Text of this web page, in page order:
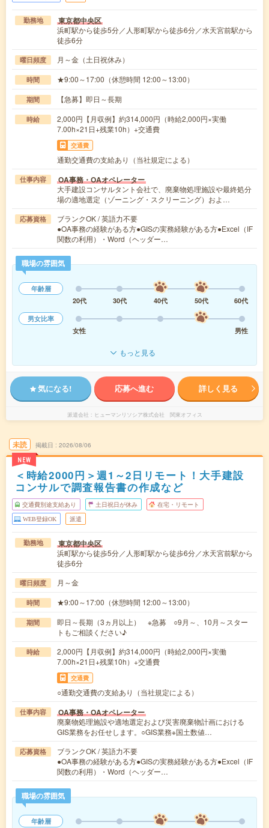
勤務地 東京都中央区
浜町駅から徒歩5分／人形町駅から徒歩6分／水天宮前駅から
徒歩6分
曜日頻度 月～金（土日祝休み）
時間 ★9:00～17:00（休憩時間 12:00～13:00）
期間 【急募】即日～長期
時給
2,000円【月収例】約314,000円（時給2,000円×実働
7.00h×21日+残業10h）+交通費
交通費
通勤交通費の支給あり（当社規定による）
仕事内容 OA事務・OAオペレーター
大手建設コンサルタント会社で、廃棄物処理施設や最終処分
場の適地選定（ゾーニング・スクリーニング）およ…
応募資格
ブランクOK / 英語力不要
●OA事務の経験がある方●GISの実務経験がある方●Excel（IF
関数の利用）・Word（ヘッダー…
職場の雰囲気
年齢層
20代
30代 40代 50代
60代
男女比率
女性
男性
もっと見る
気になる! 応募へ進む 詳しく見る
派遣会社 ヒューマンリソシア株式会社 関東オフィス
未読
NEW
掲載日 2026/08/06
＜時給2000円＞週1～2日リモート！大手建設
コンサルで調査報告書の作成など
交通費別途支給あり 土日祝日が休み 在宅・リモート
WEB登録OK 派遣
勤務地 東京都中央区
浜町駅から徒歩5分／人形町駅から徒歩6分／水天宮前駅から
徒歩6分
曜日頻度 月～金
時間 ★9:00～17:00（休憩時間 12:00～13:00）
期間
即日～長期（3ヵ月以上） ※急募 ○9月～、10月～スター
トもご相談ください♪
時給
2,000円【月収例】約314,000円（時給2,000円×実働
7.00h×21日+残業10h）+交通費
交通費
○通勤交通費の支給あり（当社規定による）
仕事内容 OA事務・OAオペレーター
廃棄物処理施設や適地選定および災害廃棄物計画における
GIS業務をお任せします。○GIS業務※国土数値…
応募資格
ブランクOK / 英語力不要
●OA事務の経験がある方●GISの実務経験がある方●Excel（IF
関数の利用）・Word（ヘッダー…
職場の雰囲気
年齢層